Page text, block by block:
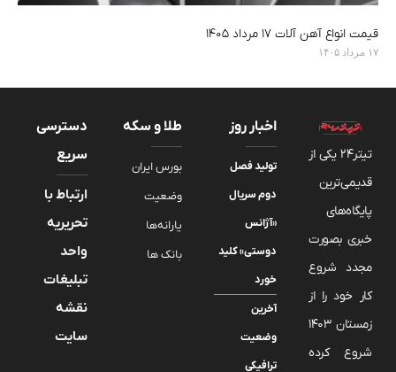
قیمت انواع آهن آلات ۱۷ مرداد ۱۴۰۵
۱۷ مرداد ۱۴۰۵
تیتر24 یکی از
قدیمی‌ترین
پایگاه‌های
خبری بصورت
مجدد شروع
کار خود را از
زمستان 1403
شروع کرده
اخبار روز
تولید فصل
دوم سریال
«آژانس
دوستی» کلید
خورد
آخرین
وضعیت
ترافیکی
طلا و سکه
بورس ایران
وضعیت
یارانه‌ها
بانک ها
دسترسی
سریع
ارتباط با
تحریریه
واحد
تبلیغات
نقشه
سایت